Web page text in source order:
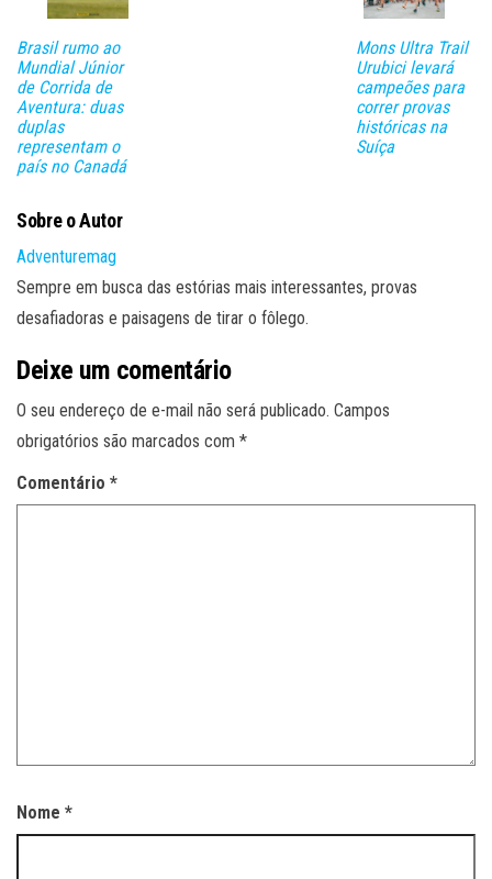
Brasil rumo ao
Mundial Júnior
de Corrida de
Aventura: duas
duplas
representam o
país no Canadá
Mons Ultra Trail
Urubici levará
campeões para
correr provas
históricas na
Suíça
Sobre o Autor
Adventuremag
Sempre em busca das estórias mais interessantes, provas
desafiadoras e paisagens de tirar o fôlego.
Deixe um comentário
O seu endereço de e-mail não será publicado. Campos
obrigatórios são marcados com *
Comentário *
Nome *